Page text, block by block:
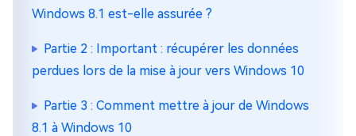
Windows 8.1 est-elle assurée ?
Partie 2 : Important : récupérer les données
perdues lors de la mise à jour vers Windows 10
Partie 3 : Comment mettre à jour de Windows
8.1 à Windows 10